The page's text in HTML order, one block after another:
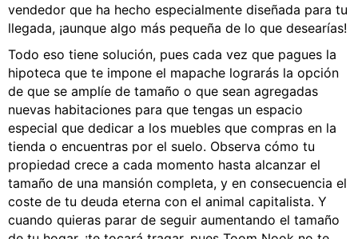
vendedor que ha hecho especialmente diseñada para tu
llegada, ¡aunque algo más pequeña de lo que desearías!
Todo eso tiene solución, pues cada vez que pagues la
hipoteca que te impone el mapache lograrás la opción
de que se amplíe de tamaño o que sean agregadas
nuevas habitaciones para que tengas un espacio
especial que dedicar a los muebles que compras en la
tienda o encuentras por el suelo. Observa cómo tu
propiedad crece a cada momento hasta alcanzar el
tamaño de una mansión completa, y en consecuencia el
coste de tu deuda eterna con el animal capitalista. Y
cuando quieras parar de seguir aumentando el tamaño